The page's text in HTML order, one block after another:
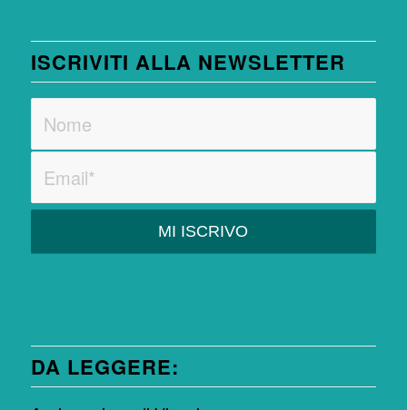
ISCRIVITI ALLA NEWSLETTER
DA LEGGERE: